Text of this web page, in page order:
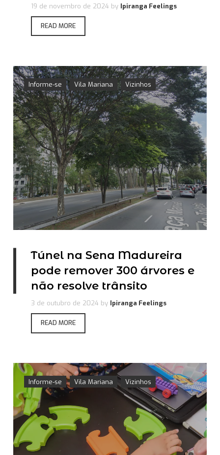
19 de novembro de 2024 by Ipiranga Feelings
READ MORE
Informe-se Vila Mariana Vizinhos
Túnel na Sena Madureira
pode remover 300 árvores e
não resolve trânsito
3 de outubro de 2024 by Ipiranga Feelings
READ MORE
Informe-se Vila Mariana Vizinhos